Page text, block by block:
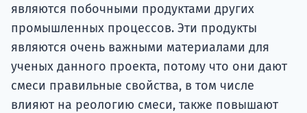
являются побочными продуктами других
промышленных процессов. Эти продукты
являются очень важными материалами для
ученых данного проекта, потому что они дают
смеси правильные свойства, в том числе
влияют на реологию смеси, также повышают